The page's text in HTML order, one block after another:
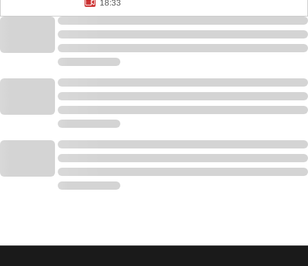
18:33